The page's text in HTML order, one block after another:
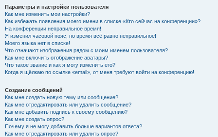
Параметры и настройки пользователя
Как мне изменить мои настройки?
Как избежать появления моего имени в списке «Кто сейчас на конференции»?
На конференции неправильное время!
Я изменил часовой пояс, но время всё равно неправильное!
Моего языка нет в списке!
Что означают изображения рядом с моим именем пользователя?
Как мне включить отображение аватары?
Что такое звание и как я могу изменить его?
Когда я щёлкаю по ссылке «email», от меня требуют войти на конференцию!
Создание сообщений
Как мне создать новую тему или сообщение?
Как мне отредактировать или удалить сообщение?
Как мне добавить подпись к своему сообщению?
Как мне создать опрос?
Почему я не могу добавить больше вариантов ответа?
Как мне отредактировать или удалить опрос?